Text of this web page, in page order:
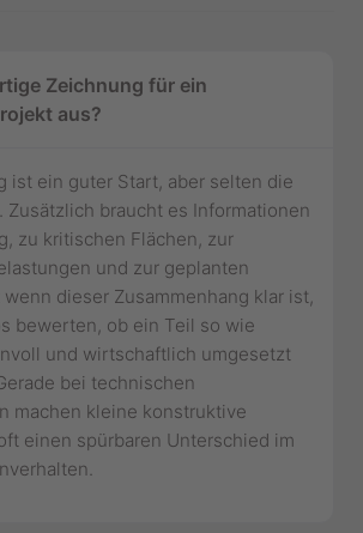
Zeichnung für ein
aus?
ist ein guter Start, aber selten die
Zusätzlich braucht es Informationen
zu kritischen Flächen, zur
und zur geplanten
dieser Zusammenhang klar ist,
bewerten, ob ein Teil so wie
und wirtschaftlich umgesetzt
bei technischen
machen kleine konstruktive
einen spürbaren Unterschied im